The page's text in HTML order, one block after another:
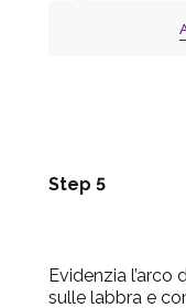
Step 5
Evidenzia l’arco
sulle labbra e